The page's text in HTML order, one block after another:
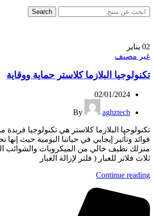
Search
02 يناير
غير مصنف
تكنولوجيا البلازما كلاستر حماية ووقاية
02/01/2024
By aghztech
تكنولوجيا البلازما كلاستر هي تكنولوجيا فريدة
فوائد وتأثير إيجابي في حياتنا اليومية حيث
منزلك نظيف خالي من الميكروبات والشوائب
ثلاث فلاتر للغبار ( فلتر لإزالة الغبار
Continue reading